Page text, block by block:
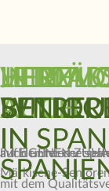
auf der
Märkische-
IM EIGENEN
JETZT
AUCH
IN
auch unter der
IN
mit dem